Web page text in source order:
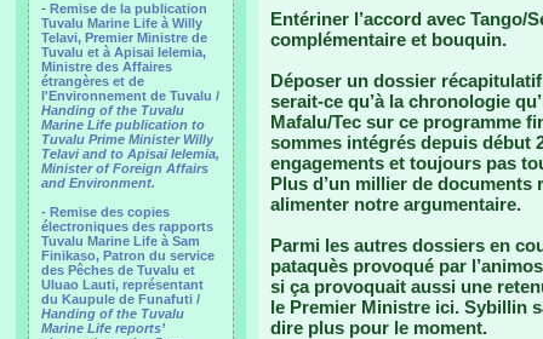
- Remise de la publication
Tuvalu Marine Life à Willy
Telavi, Premier Ministre de
Tuvalu et à Apisai Ielemia,
Ministre des Affaires
étrangères et de
l'Environnement de Tuvalu /
Handing of the Tuvalu
Marine Life publication to
Tuvalu Prime Minister Willy
Telavi and to Apisai Ielemia,
Minister of Foreign Affairs
and Environment.
- Remise des copies
électroniques des rapports
Tuvalu Marine Life à Sam
Finikaso, Patron du service
des Pêches de Tuvalu et
Uluao Lauti, représentant
du Kaupule de Funafuti /
Handing of the Tuvalu
Marine Life reports’
Entériner l’accord avec Tango/
complémentaire et bouquin.
Déposer un dossier
serait-ce qu’à la chronologie
Mafalu/Tec sur ce programme
sommes intégrés depuis début
engagements et toujours pas
Plus d’un millier de documents
alimenter notre argumentaire.
Parmi les autres dossiers en
pataquès provoqué par
si ça provoquait aussi une
le Premier Ministre ici. Sybillin
dire plus pour le moment.